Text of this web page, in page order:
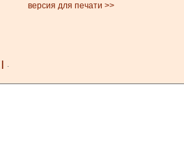
версия для печати >>
.